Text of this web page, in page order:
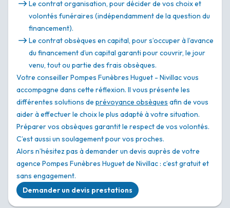
Le contrat organisation, pour décider de vos choix et
volontés funéraires (indépendamment de la question du
financement).
Le contrat obsèques en capital, pour s’occuper à l’avance
du financement d’un capital garanti pour couvrir, le jour
venu, tout ou partie des frais obsèques.
Votre conseiller Pompes Funèbres Huguet - Nivillac vous
accompagne dans cette réflexion. Il vous présente les
différentes solutions de prévoyance obsèques afin de vous
aider à effectuer le choix le plus adapté à votre situation.
Préparer vos obsèques garantit le respect de vos volontés.
C’est aussi un soulagement pour vos proches.
Alors n’hésitez pas à demander un devis auprès de votre
agence Pompes Funèbres Huguet de Nivillac : c’est gratuit et
sans engagement.
Demander un devis prestations